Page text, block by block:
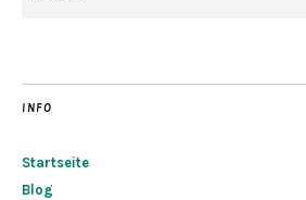
INFO
Startseite
Blog